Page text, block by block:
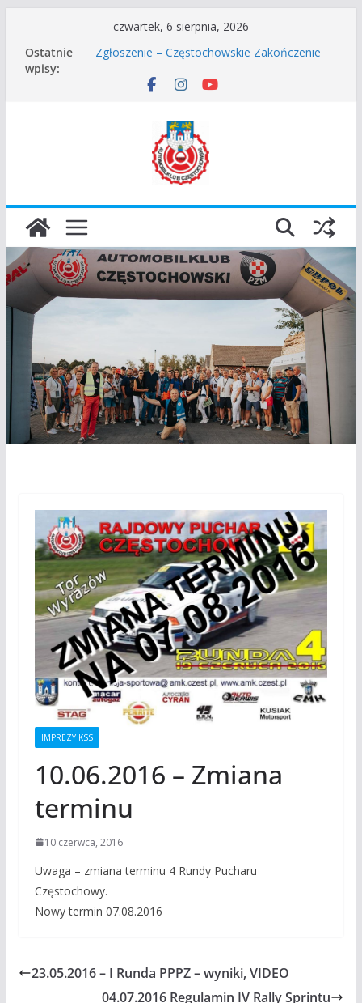
treści
czwartek, 6 sierpnia, 2026
Ostatnie
wpisy:
Częstochowskie Rozpoczęcie Sezonu 2026
Zgłoszenie – Częstochowskie Zakończenie
45 Rajd Częstochowski zostaje odwołany.
I Gliwicki Classic Sprint o Puchar Prezydenta
Miasta Gliwice
IMPREZY KSS
10.06.2016 – Zmiana
terminu
10 czerwca, 2016
Uwaga – zmiana terminu 4 Rundy Pucharu
Częstochowy.
Nowy termin 07.08.2016
23.05.2016 – I Runda PPPZ – wyniki, VIDEO
04.07.2016 Regulamin IV Rally Sprintu